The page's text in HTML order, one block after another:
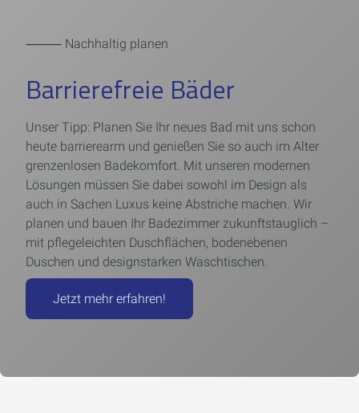
⸻ Nachhaltig planen
Barrierefreie Bäder
Unser Tipp: Planen Sie Ihr neues Bad mit uns schon
heute barrierearm und genießen Sie so auch im Alter
grenzenlosen Badekomfort. Mit unseren modernen
Lösungen müssen Sie dabei sowohl im Design als
auch in Sachen Luxus keine Abstriche machen. Wir
planen und bauen Ihr Badezimmer zukunftstauglich –
mit pflegeleichten Duschflächen, bodenebenen
Duschen und designstarken Waschtischen.
Jetzt mehr erfahren!